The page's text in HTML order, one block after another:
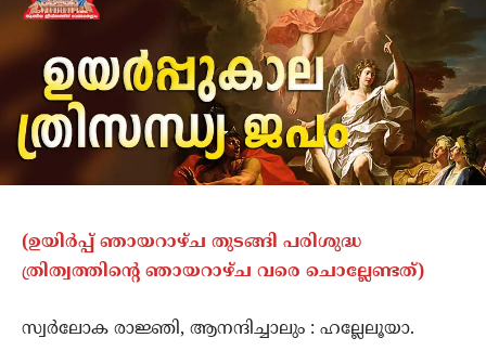
(ഉയിർപ്പ് ഞായറാഴ്ച തുടങ്ങി പരിശുദ്ധ
ത്രിത്വത്തിന്റെ ഞായറാഴ്ച വരെ ചൊല്ലേണ്ടത്)
സ്വർലോക രാജ്ഞി, ആനന്ദിച്ചാലും : ഹല്ലേലൂയാ.